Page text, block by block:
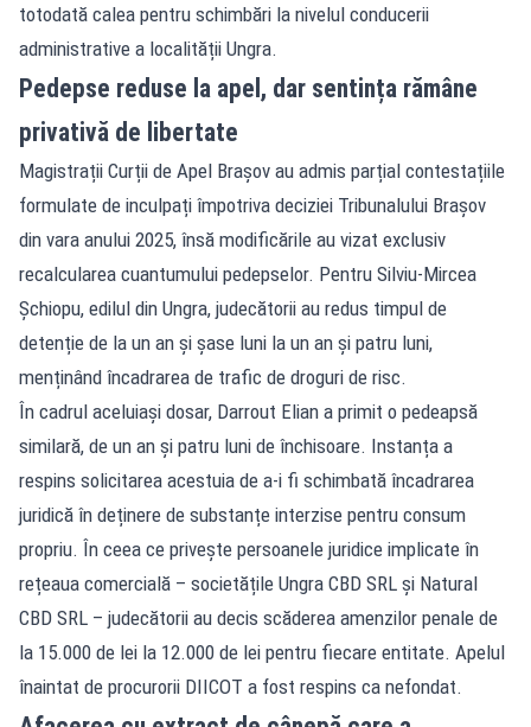
totodată calea pentru schimbări la nivelul conducerii
administrative a localității Ungra.
Pedepse reduse la apel, dar sentința rămâne
privativă de libertate
Magistrații Curții de Apel Brașov au admis parțial contestațiile
formulate de inculpați împotriva deciziei Tribunalului Brașov
din vara anului 2025, însă modificările au vizat exclusiv
recalcularea cuantumului pedepselor. Pentru Silviu-Mircea
Șchiopu, edilul din Ungra, judecătorii au redus timpul de
detenție de la un an și șase luni la un an și patru luni,
menținând încadrarea de trafic de droguri de risc.
În cadrul aceluiași dosar, Darrout Elian a primit o pedeapsă
similară, de un an și patru luni de închisoare. Instanța a
respins solicitarea acestuia de a-i fi schimbată încadrarea
juridică în deținere de substanțe interzise pentru consum
propriu. În ceea ce privește persoanele juridice implicate în
rețeaua comercială – societățile Ungra CBD SRL și Natural
CBD SRL – judecătorii au decis scăderea amenzilor penale de
la 15.000 de lei la 12.000 de lei pentru fiecare entitate. Apelul
înaintat de procurorii DIICOT a fost respins ca nefondat.